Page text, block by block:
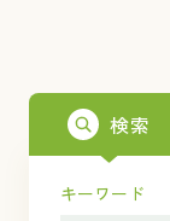
検索
キーワード